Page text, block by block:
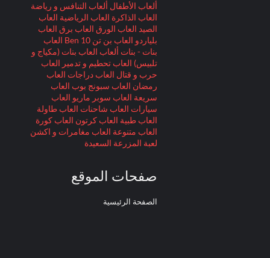
ألعاب الأطفال ألعاب التنافس و رياضة
العاب الذاكرة العاب الرياضية العاب
الصيد العاب الورق العاب برق العاب
بلياردو العاب بن تن Ben 10
العاب
بنات - بنات ألعاب العاب بنات (مكياج و
تلبيس) العاب تحطيم و تدمير العاب
حرب و قتال العاب دراجات العاب
رمضان العاب سبونج بوب العاب
سريعة العاب سوبر ماريو العاب
سيارات العاب شاحنات العاب طاولة
العاب طبية العاب كرتون العاب كورة
العاب متنوعة العاب مغامرات و اكشن
لعبة المزرعة السعيدة
صفحات الموقع
الصفحة الرئيسية